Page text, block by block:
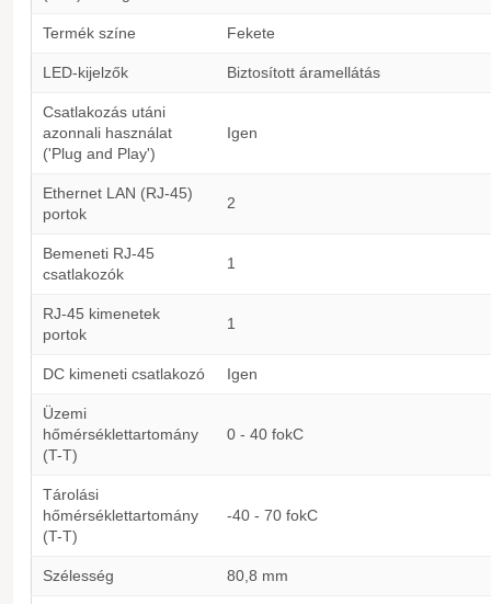
Termék színe Fekete
LED-kijelzők Biztosított áramellátás
Csatlakozás utáni
azonnali használat
('Plug and Play')
Igen
Ethernet LAN (RJ-45)
portok
2
Bemeneti RJ-45
csatlakozók
1
RJ-45 kimenetek
portok
1
DC kimeneti csatlakozó Igen
Üzemi
hőmérséklettartomány
(T-T)
0 - 40 fokC
Tárolási
hőmérséklettartomány
(T-T)
-40 - 70 fokC
Szélesség 80,8 mm